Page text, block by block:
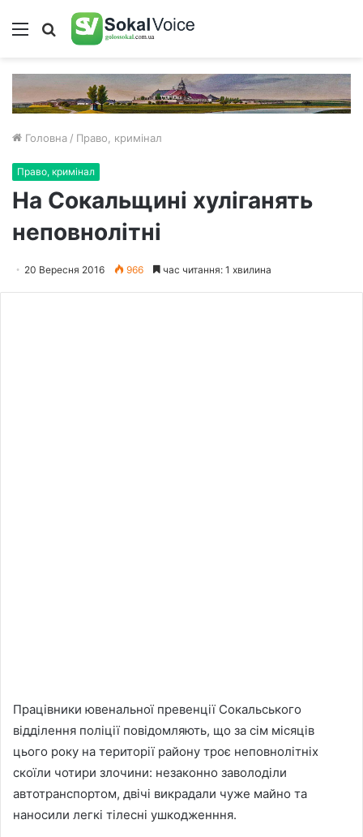
Меню Пошук
Головна / Право, кримінал
Право, кримінал
На Сокальщині хуліганять
неповнолітні
20 Вересня 2016 966 час читання: 1 хвилина
Працівники ювенальної превенції Сокальського
відділення поліції повідомляють, що за сім місяців
цього року на території району троє неповнолітніх
скоїли чотири злочини: незаконно заволоділи
автотранспортом, двічі викрадали чуже майно та
наносили легкі тілесні ушкодженння.